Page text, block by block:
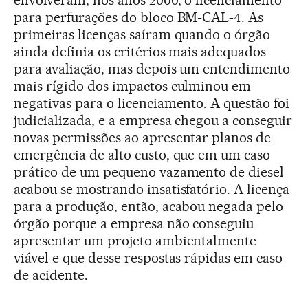
para perfurações do bloco BM-CAL-4. As
primeiras licenças saíram quando o órgão
ainda definia os critérios mais adequados
para avaliação, mas depois um entendimento
mais rígido dos impactos culminou em
negativas para o licenciamento. A questão foi
judicializada, e a empresa chegou a conseguir
novas permissões ao apresentar planos de
emergência de alto custo, que em um caso
prático de um pequeno vazamento de diesel
acabou se mostrando insatisfatório. A licença
para a produção, então, acabou negada pelo
órgão porque a empresa não conseguiu
apresentar um projeto ambientalmente
viável e que desse respostas rápidas em caso
de acidente.